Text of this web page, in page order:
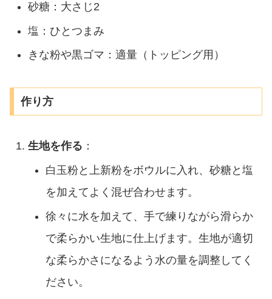
砂糖：大さじ2
塩：ひとつまみ
きな粉や黒ゴマ：適量（トッピング用）
作り方
生地を作る ：
白玉粉と上新粉をボウルに入れ、砂糖と塩
を加えてよく混ぜ合わせます。
徐々に水を加えて、手で練りながら滑らか
で柔らかい生地に仕上げます。生地が適切
な柔らかさになるよう水の量を調整してく
ださい。